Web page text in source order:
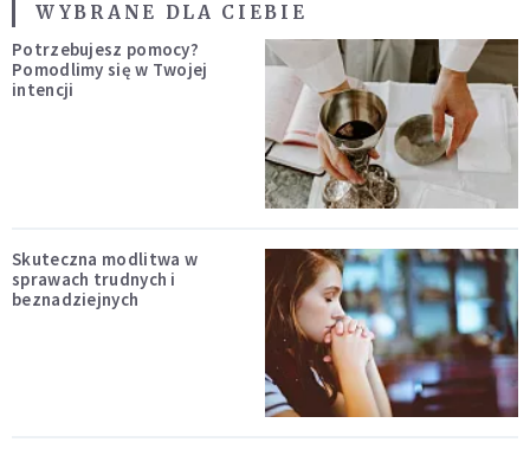
WYBRANE DLA CIEBIE
Potrzebujesz pomocy?
Pomodlimy się w Twojej
intencji
Skuteczna modlitwa w
sprawach trudnych i
beznadziejnych